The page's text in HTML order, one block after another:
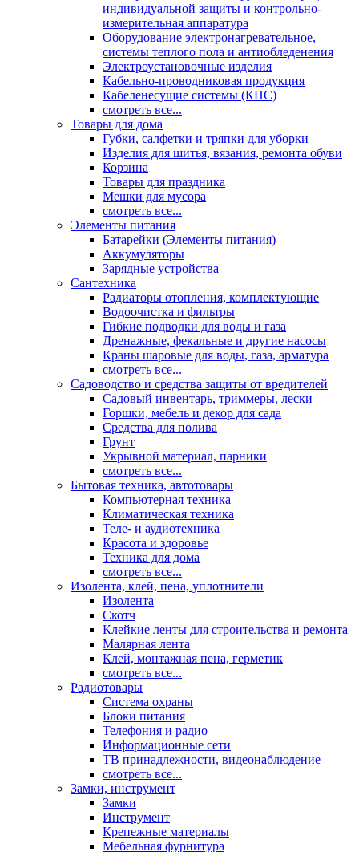
индивидуальной защиты и контрольно-
измерительная аппаратура
Оборудование электронагревательное,
системы теплого пола и антиобледенения
Электроустановочные изделия
Кабельно-проводниковая продукция
Кабеленесущие системы (КНС)
смотреть все...
Товары для дома
Губки, салфетки и тряпки для уборки
Изделия для шитья, вязания, ремонта обуви
Корзина
Товары для праздника
Мешки для мусора
смотреть все...
Элементы питания
Батарейки (Элементы питания)
Аккумуляторы
Зарядные устройства
Сантехника
Радиаторы отопления, комплектующие
Водоочистка и фильтры
Гибкие подводки для воды и газа
Дренажные, фекальные и другие насосы
Краны шаровые для воды, газа, арматура
смотреть все...
Садоводство и средства защиты от вредителей
Садовый инвентарь, триммеры, лески
Горшки, мебель и декор для сада
Средства для полива
Грунт
Укрывной материал, парники
смотреть все...
Бытовая техника, автотовары
Компьютерная техника
Климатическая техника
Теле- и аудиотехника
Красота и здоровье
Техника для дома
смотреть все...
Изолента, клей, пена, уплотнители
Изолента
Скотч
Клейкие ленты для строительства и ремонта
Малярная лента
Клей, монтажная пена, герметик
смотреть все...
Радиотовары
Система охраны
Блоки питания
Телефония и радио
Информационные сети
ТВ принадлежности, видеонаблюдение
смотреть все...
Замки, инструмент
Замки
Инструмент
Крепежные материалы
Мебельная фурнитура